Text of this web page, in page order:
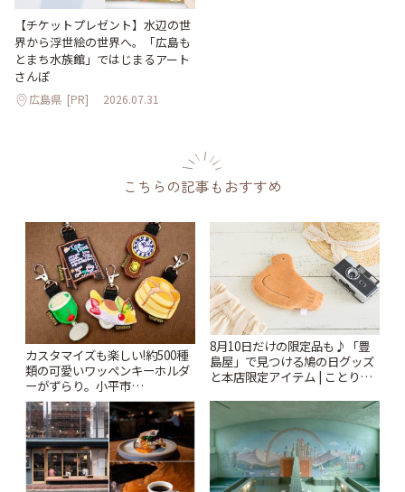
【チケットプレゼント】水辺の世
界から浮世絵の世界へ。「広島も
とまち水族館」ではじまるアート
さんぽ
広島県 [PR] 2026.07.31
こちらの記事もおすすめ
カスタマイズも楽しい!約500種
類の可愛いワッペンキーホルダ
ーがずらり。小平市
「Kimamaya T&K」 | ことりっ
ぷ
8月10日だけの限定品も♪「豊
島屋」で見つける鳩の日グッズ
と本店限定アイテム | ことりっ